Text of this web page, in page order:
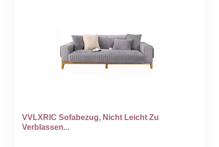
VVLXRIC Sofabezug, Nicht Leicht Zu
Verblassen...